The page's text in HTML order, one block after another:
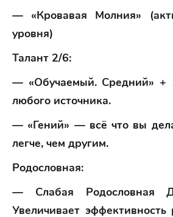
— «Кровавая Молния»
уровня)
Талант 2/6:
— «Обучаемый. Средний» +
любого источника.
— «Гений» — всё что вы
легче, чем другим.
Родословная:
— Слабая Родословная
Увеличивает